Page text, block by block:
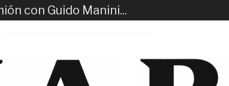
con Guido Manini...